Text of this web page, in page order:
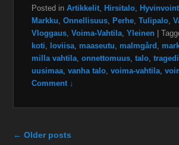
Posted in Artikkelit Hirsitalo
Markku ,Onnellisuus Perhe ,Tulipalo ,
Vloggaus ,Voima-Vahtila ,Yleinen |
koti
loviisa maaseutu malmgård
milla vahtila ,onnettomuus ,talo ,
uusimaa ,vanha talo ,voima-vahtila ,
Comment ↓
Post navigation
← Older posts